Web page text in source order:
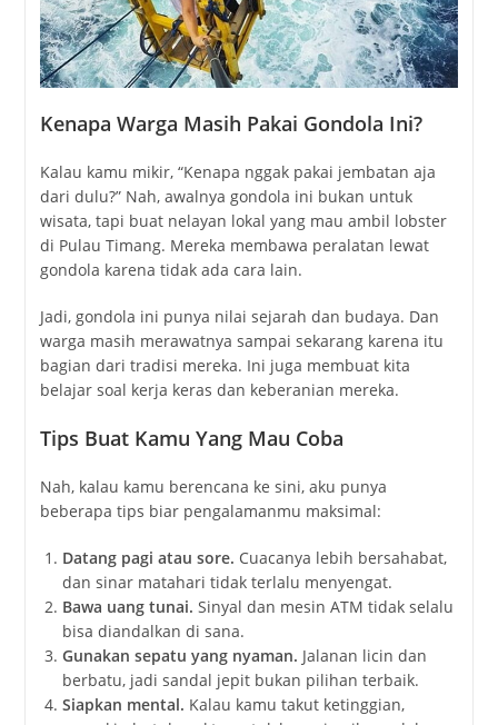
Kenapa Warga Masih Pakai Gondola Ini?
Kalau kamu mikir, “Kenapa nggak pakai jembatan aja
dari dulu?” Nah, awalnya gondola ini bukan untuk
wisata, tapi buat nelayan lokal yang mau ambil lobster
di Pulau Timang. Mereka membawa peralatan lewat
gondola karena tidak ada cara lain.
Jadi, gondola ini punya nilai sejarah dan budaya. Dan
warga masih merawatnya sampai sekarang karena itu
bagian dari tradisi mereka. Ini juga membuat kita
belajar soal kerja keras dan keberanian mereka.
Tips Buat Kamu Yang Mau Coba
Nah, kalau kamu berencana ke sini, aku punya
beberapa tips biar pengalamanmu maksimal:
Datang pagi atau sore. Cuacanya lebih bersahabat,
dan sinar matahari tidak terlalu menyengat.
Bawa uang tunai. Sinyal dan mesin ATM tidak selalu
bisa diandalkan di sana.
Gunakan sepatu yang nyaman. Jalanan licin dan
berbatu, jadi sandal jepit bukan pilihan terbaik.
Siapkan mental. Kalau kamu takut ketinggian,